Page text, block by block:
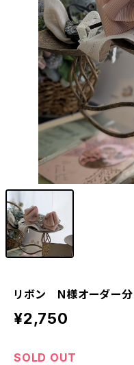
リボン N様オーダー分
¥2,750
SOLD OUT